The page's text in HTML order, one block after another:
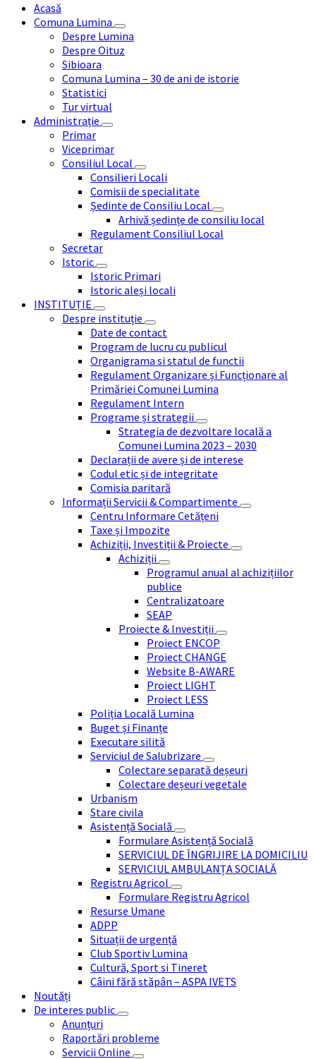
Acasă
Comuna Lumina
Despre Lumina
Despre Oituz
Sibioara
Comuna Lumina – 30 de ani de istorie
Statistici
Tur virtual
Administrație
Primar
Viceprimar
Consiliul Local
Consilieri Locali
Comisii de specialitate
Ședinte de Consiliu Local
Arhivă ședințe de consiliu local
Regulament Consiliul Local
Secretar
Istoric
Istoric Primari
Istoric aleși locali
INSTITUȚIE
Despre instituție
Date de contact
Program de lucru cu publicul
Organigrama si statul de functii
Regulament Organizare și Funcționare al
Primăriei Comunei Lumina
Regulament Intern
Programe și strategii
Strategia de dezvoltare locală a
Comunei Lumina 2023 – 2030
Declarații de avere și de interese
Codul etic și de integritate
Comisia paritară
Informații Servicii & Compartimente
Centru Informare Cetățeni
Taxe și Impozite
Achiziții, Investiții & Proiecte
Achiziții
Programul anual al achizițiilor
publice
Centralizatoare
SEAP
Proiecte & Investiții
Proiect ENCOP
Proiect CHANGE
Website B-AWARE
Proiect LIGHT
Proiect LESS
Poliția Locală Lumina
Buget și Finanțe
Executare silită
Serviciul de Salubrizare
Colectare separată deșeuri
Colectare deșeuri vegetale
Urbanism
Stare civila
Asistență Socială
Formulare Asistență Socială
SERVICIUL DE ÎNGRIJIRE LA DOMICILIU
SERVICIUL AMBULANȚA SOCIALĂ
Registru Agricol
Formulare Registru Agricol
Resurse Umane
ADPP
Situații de urgență
Club Sportiv Lumina
Cultură, Sport si Tineret
Câini fără stăpân – ASPA IVETS
Noutăți
De interes public
Anunțuri
Raportări probleme
Servicii Online